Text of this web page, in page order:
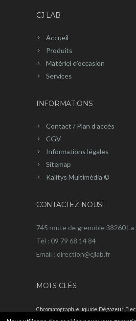
CJ LAB
Accueil
Produits
Matériel d’occasion
Services
INFORMATIONS
Contact / Plan d’accès
CGV
Informations légales
Sitemap
Kalitys Multimédia ©
CONTACTEZ-NOUS!
745 route de grenoble 38260
Tél : 09 79 68 14 84
Email : direction@cjlab.fr
MOTS CLÉS
Chromatographie liquide Dégazeur